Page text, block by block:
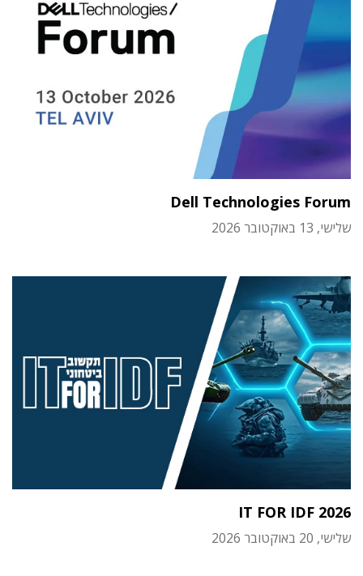
Dell Technologies Forum
שלישי, 13 באוקטובר 2026
IT FOR IDF 2026
שלישי, 20 באוקטובר 2026